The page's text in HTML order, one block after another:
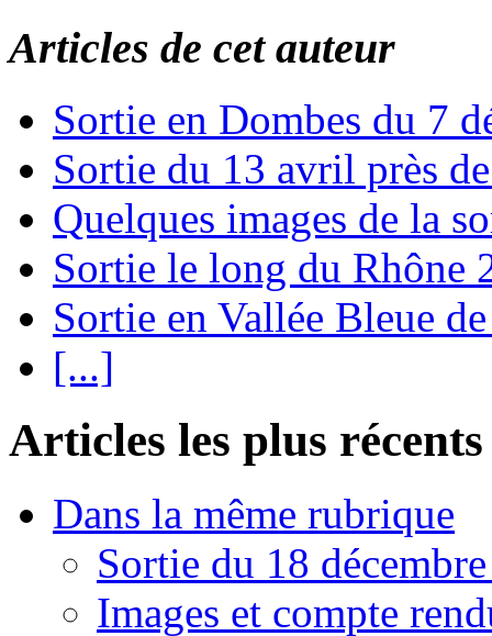
Articles de cet auteur
Sortie en Dombes du 7
Sortie du 13 avril près
Quelques images de la
Sortie le long du Rhône
Sortie en Vallée Bleue
[...]
Articles les plus récents
Dans la même rubrique
Sortie du 18
Images et compte